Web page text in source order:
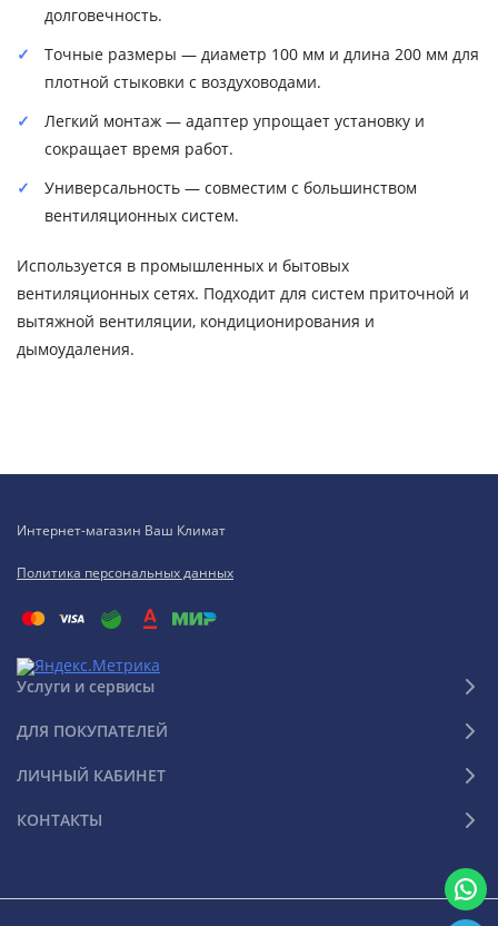
долговечность.
Точные размеры — диаметр 100 мм и длина 200 мм для
плотной стыковки с воздуховодами.
Легкий монтаж — адаптер упрощает установку и
сокращает время работ.
Универсальность — совместим с большинством
вентиляционных систем.
Используется в промышленных и бытовых
вентиляционных сетях. Подходит для систем приточной и
вытяжной вентиляции, кондиционирования и
дымоудаления.
Интернет-магазин Ваш Климат
Политика персональных данных
Услуги и сервисы
ДЛЯ ПОКУПАТЕЛЕЙ
ЛИЧНЫЙ КАБИНЕТ
КОНТАКТЫ